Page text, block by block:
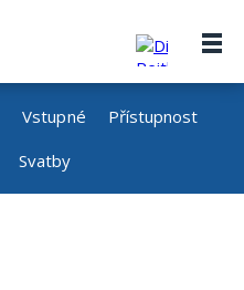
Vstupné
Přístupnost
Svatby